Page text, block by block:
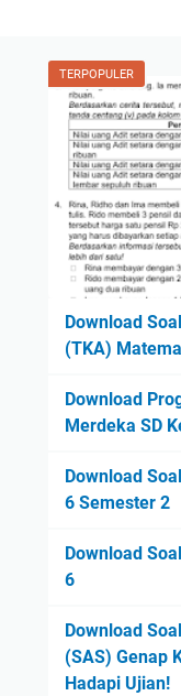
TERPOPULER
Download
(TKA)
Download
Merdeka SD
Download
6 Semester 2
Download
6
Download
(SAS) Genap
Hadapi Ujian!